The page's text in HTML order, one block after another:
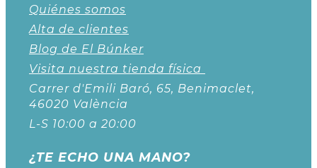
Quiénes somos
Alta de clientes
Blog de El Búnker
Visita nuestra tienda física
Carrer d'Emili Baró, 65, Benimaclet,
46020 València
L-S 10:00 a 20:00
¿TE ECHO UNA MANO?